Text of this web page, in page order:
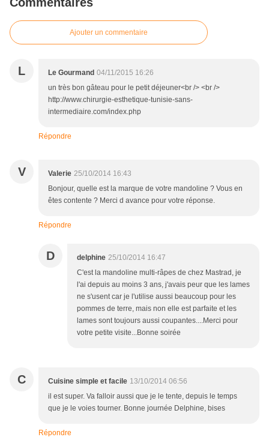
Ajouter un commentaire
L Le Gourmand 04/11/2015 16:26
un très bon gâteau pour le petit déjeuner<br /> <br />
http://www.chirurgie-esthetique-tunisie-sans-
intermediaire.com/index.php
Répondre
V Valerie 25/10/2014 16:43
Bonjour, quelle est la marque de votre mandoline ? Vous en
êtes contente ? Merci d avance pour votre réponse.
Répondre
D delphine 25/10/2014 16:47
C'est la mandoline multi-râpes de chez Mastrad, je
l'ai depuis au moins 3 ans, j'avais peur que les lames
ne s'usent car je l'utilise aussi beaucoup pour les
pommes de terre, mais non elle est parfaite et les
lames sont toujours aussi coupantes....Merci pour
votre petite visite...Bonne soirée
C Cuisine simple et facile 13/10/2014 06:56
il est super. Va falloir aussi que je le tente, depuis le temps
que je le voies tourner. Bonne journée Delphine, bises
Répondre